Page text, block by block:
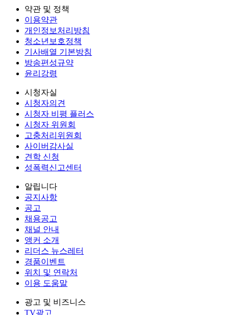
약관 및 정책
이용약관
개인정보처리방침
청소년보호정책
기사배열 기본방침
방송편성규약
윤리강령
시청자실
시청자의견
시청자 비평 플러스
시청자 위원회
고충처리위원회
사이버감사실
견학 신청
성폭력신고센터
알립니다
공지사항
공고
채용공고
채널 안내
앵커 소개
리더스 뉴스레터
경품이벤트
위치 및 연락처
이용 도움말
광고 및 비즈니스
TV광고